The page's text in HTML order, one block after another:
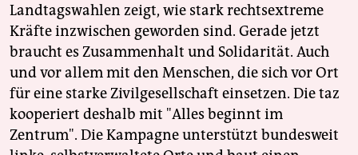
Landtagswahlen zeigt, wie stark rechtsextreme
Kräfte inzwischen geworden sind. Gerade jetzt
braucht es Zusammenhalt und Solidarität. Auch
und vor allem mit den Menschen, die sich vor Ort
für eine starke Zivilgesellschaft einsetzen. Die taz
kooperiert deshalb mit "Alles beginnt im
Zentrum". Die Kampagne unterstützt bundesweit